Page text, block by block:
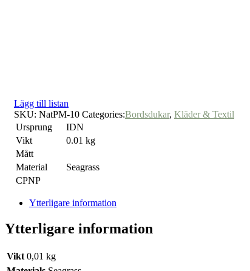
Lägg till listan
SKU: NatPM-10 Categories:Bordsdukar, Kläder & Textil
Ursprung
IDN
Vikt
0.01 kg
Mått
Material
Seagrass
CPNP
Ytterligare information
Ytterligare information
Vikt 0,01 kg